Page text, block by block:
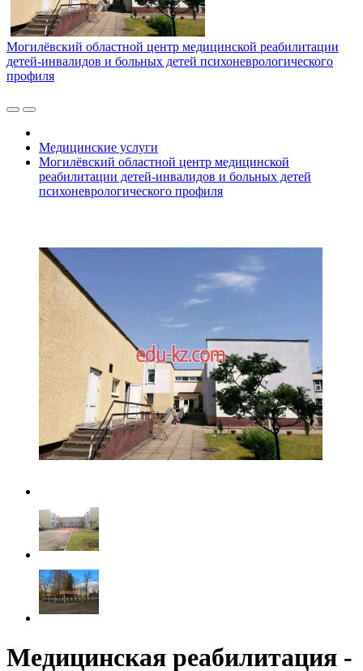
Могилёвский областной центр медицинской реабилитации
детей-инвалидов и больных детей психоневрологического
профиля
Медицинские услуги
Могилёвский областной центр медицинской
реабилитации детей-инвалидов и больных детей
психоневрологического профиля
Медицинская реабилитация -